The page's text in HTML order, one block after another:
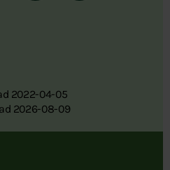
2022-04-05
2026-08-09